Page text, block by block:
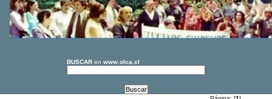
BUSCAR en www.olca.cl